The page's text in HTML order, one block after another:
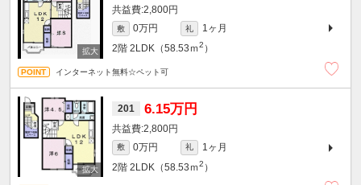
2,800円
敷 0万円 礼
1ヶ月
2階 2LDK（58.53ｍ2 ）
インターネット無料☆ペット可
201 6.15万円
2,800円
敷 0万円 礼
1ヶ月
2階 2LDK（58.53ｍ2 ）